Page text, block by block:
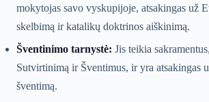
mokytojas savo vyskupijoje, atsakingas už
skelbimą ir katalikų doktrinos aiškinimą.
Šventinimo tarnystė: Jis teikia
Sutvirtinimą ir Šventimus, ir yra atsakingas
šventimą.